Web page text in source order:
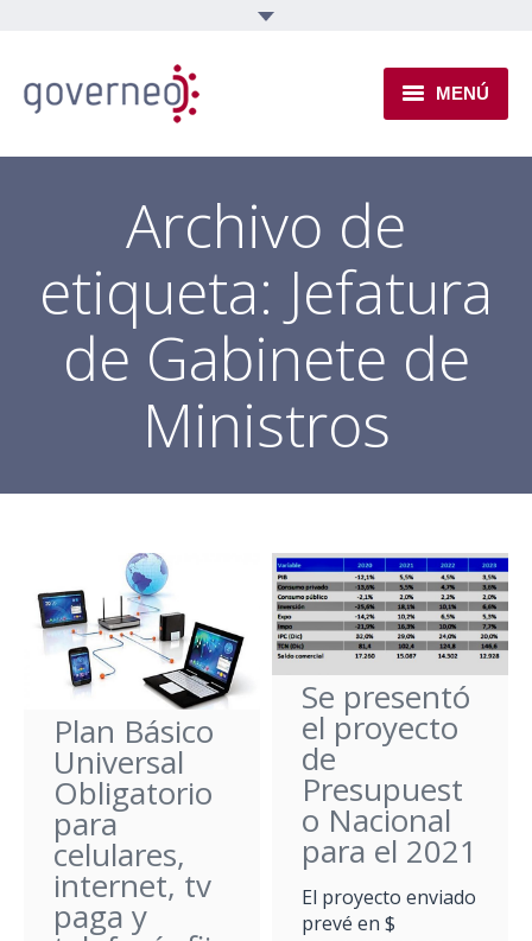
MENÚ
INSTITUCIONAL
EJES TEMÁTICOS
NOVEDADES
Archivo de
etiqueta: Jefatura
de Gabinete de
Ministros
Plan Básico
Universal
Obligatorio
para
celulares,
internet, tv
paga y
Se presentó
el proyecto
de
Presupuest
o Nacional
para el 2021
El proyecto enviado
prevé en $